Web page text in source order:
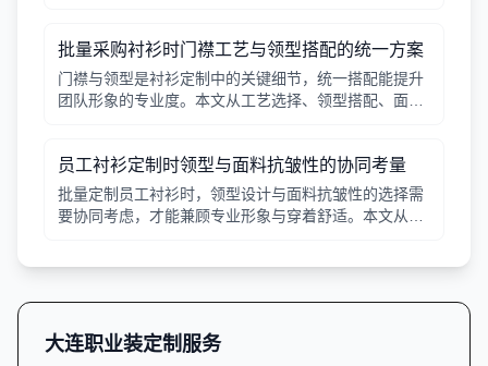
批量采购衬衫时门襟工艺与领型搭配的统一方案
门襟与领型是衬衫定制中的关键细节，统一搭配能提升
团队形象的专业度。本文从工艺选择、领型搭配、面料
员工衬衫定制时领型与面料抗皱性的协同考量
批量定制员工衬衫时，领型设计与面料抗皱性的选择需
要协同考虑，才能兼顾专业形象与穿着舒适。本文从领
大连职业装定制服务